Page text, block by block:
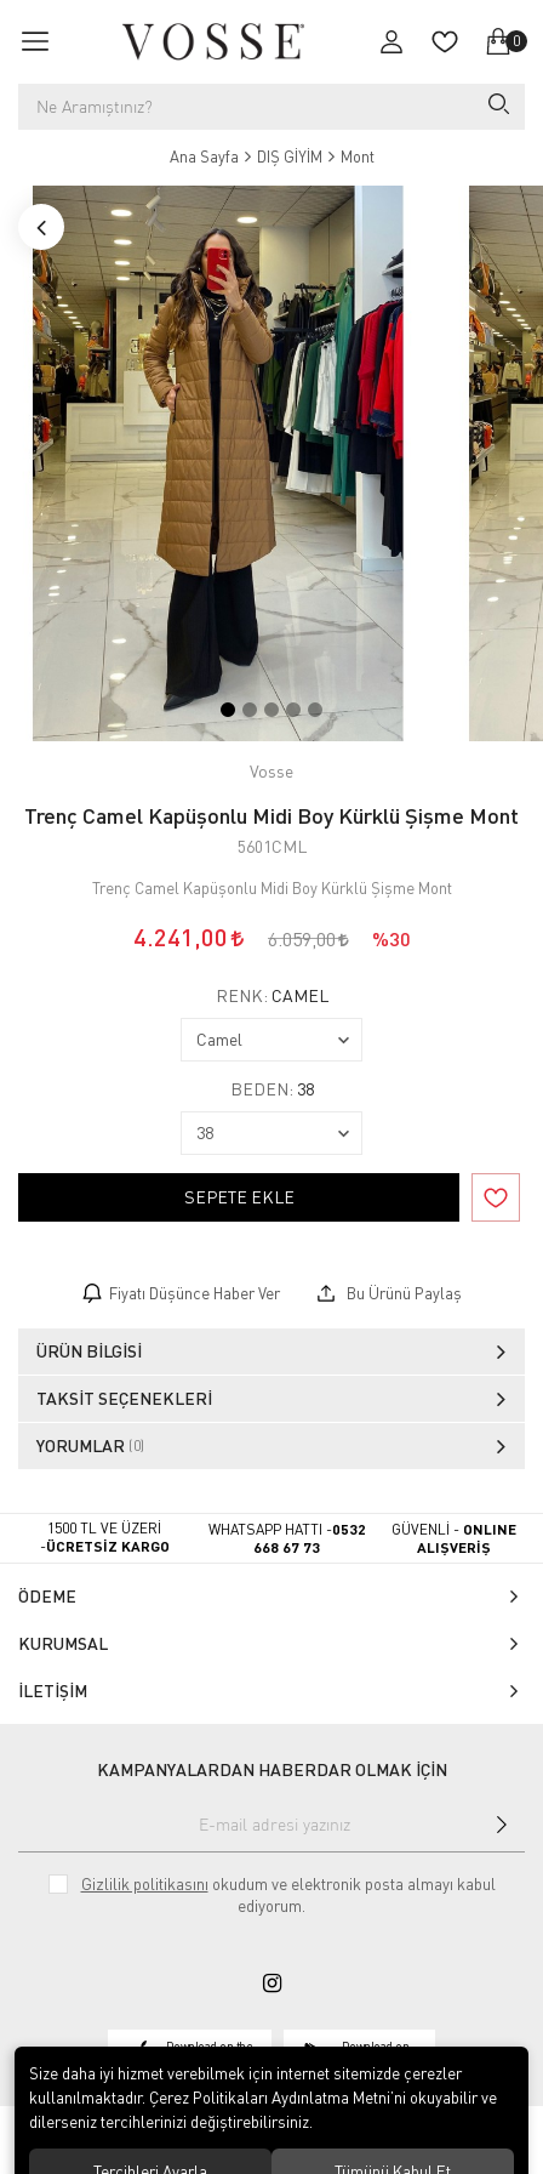
0
Ana Sayfa DIŞ GİYİM Mont
Vosse
Trenç Camel Kapüşonlu Midi Boy Kürklü Şişme Mont
5601CML
Trenç Camel Kapüşonlu Midi Boy Kürklü Şişme Mont
4.241,00 6.059,00 %30
RENK: CAMEL
BEDEN: 38
SEPETE EKLE
Fiyatı Düşünce Haber Ver Bu Ürünü Paylaş
ÜRÜN BILGISI
TAKSIT SEÇENEKLERI
YORUMLAR (0)
1500 TL VE ÜZERİ
-ÜCRETSİZ KARGO
WHATSAPP HATTI -0532
668 67 73
GÜVENLİ - ONLINE
ALIŞVERİŞ
ÖDEME
KURUMSAL
İLETİŞİM
KAMPANYALARDAN HABERDAR OLMAK İÇİN
Gizlilik politikasını okudum ve elektronik posta almayı kabul
ediyorum.
Download on the Download on
Size daha iyi hizmet verebilmek için internet sitemizde çerezler
kullanılmaktadır. Çerez Politikaları Aydınlatma Metni’ni okuyabilir ve
dilerseniz tercihlerinizi değiştirebilirsiniz.